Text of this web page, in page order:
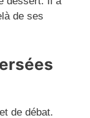
de ses
de débat.